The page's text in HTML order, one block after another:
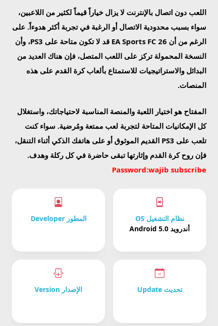
اللعب دون اتصال بالإنترنت لا يزال خياراً قيماً لكثير من اللاعبين،
سواء بسبب محدودية الاتصال أو الرغبة في تجربة أكثر هدوءاً. على
الرغم من أن EA Sports FC 26 قد لا تكون متاحة على PS3، وأن
النسخة المحمولة تركز على اللعب المتصل، فإن هناك العديد من
البدائل والاستراتيجيات للاستمتاع بألعاب كرة القدم على هذه
المنصات.
المفتاح هو اختيار اللعبة والمنصة المناسبة لاحتياجاتك، واستغلال
كل الإمكانيات المتاحة لتجربة لعب ممتعة ومُرضية. سواء كنت
تلعب على PS3 القديم الموثوق أو على هاتفك الذكي أثناء التنقل،
فإن روح كرة القدم وإثارتها تبقى حاضرة في كل ركلة وهدف.
Password:wajib subscribe
المطور Developer
نظام التشغيل OS
أندرويد Android 5.0
الإصدار Version تحديث Update